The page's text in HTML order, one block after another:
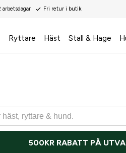
Fri retur i butik
Ryttare Häst Stall & Hage
500KR RABATT PÅ